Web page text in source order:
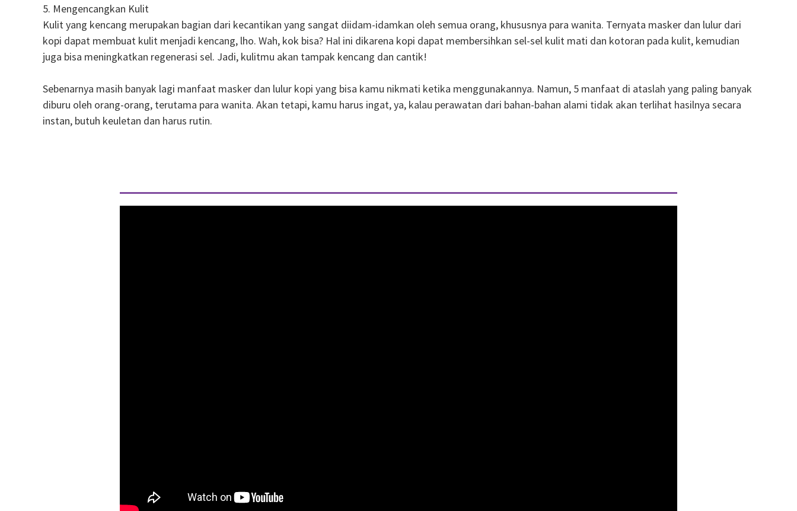
5. Mengencangkan Kulit
Kulit yang kencang merupakan bagian dari kecantikan yang sangat diidam-idamkan oleh semua orang, khususnya para wanita. Ternyata masker dan lulur dari
kopi dapat membuat kulit menjadi kencang, lho. Wah, kok bisa? Hal ini dikarena kopi dapat membersihkan sel-sel kulit mati dan kotoran pada kulit, kemudian
juga bisa meningkatkan regenerasi sel. Jadi, kulitmu akan tampak kencang dan cantik!
Sebenarnya masih banyak lagi manfaat masker dan lulur kopi yang bisa kamu nikmati ketika menggunakannya. Namun, 5 manfaat di ataslah yang paling banyak
diburu oleh orang-orang, terutama para wanita. Akan tetapi, kamu harus ingat, ya, kalau perawatan dari bahan-bahan alami tidak akan terlihat hasilnya secara
instan, butuh keuletan dan harus rutin.